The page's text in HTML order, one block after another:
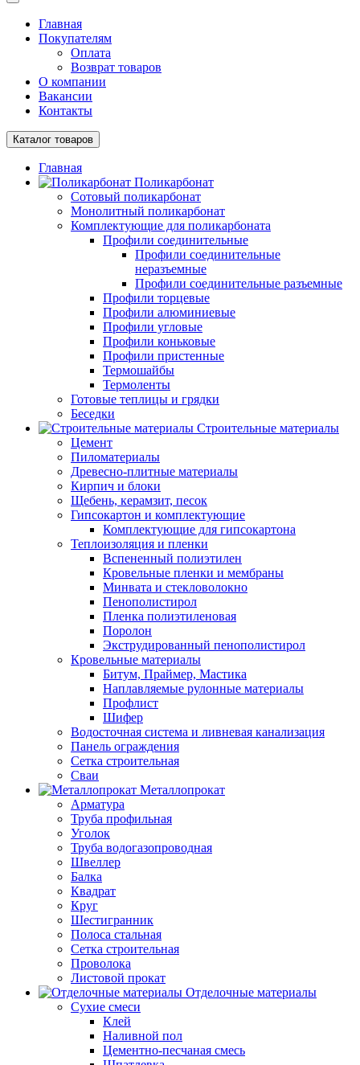
Главная
Покупателям
Оплата
Возврат товаров
О компании
Вакансии
Контакты
Каталог товаров
Главная
Поликарбонат
Сотовый поликарбонат
Монолитный поликарбонат
Комплектующие для поликарбоната
Профили соединительные
Профили соединительные
неразъемные
Профили соединительные разъемные
Профили торцевые
Профили алюминиевые
Профили угловые
Профили коньковые
Профили пристенные
Термошайбы
Термоленты
Готовые теплицы и грядки
Беседки
Строительные материалы
Цемент
Пиломатериалы
Древесно-плитные материалы
Кирпич и блоки
Щебень, керамзит, песок
Гипсокартон и комплектующие
Комплектующие для гипсокартона
Теплоизоляция и пленки
Вспененный полиэтилен
Кровельные пленки и мембраны
Минвата и стекловолокно
Пенополистирол
Пленка полиэтиленовая
Поролон
Экструдированный пенополистирол
Кровельные материалы
Битум, Праймер, Мастика
Наплавляемые рулонные материалы
Профлист
Шифер
Водосточная система и ливневая канализация
Панель ограждения
Сетка строительная
Сваи
Металлопрокат
Арматура
Труба профильная
Уголок
Труба водогазопроводная
Швеллер
Балка
Квадрат
Круг
Шестигранник
Полоса стальная
Сетка строительная
Проволока
Листовой прокат
Отделочные материалы
Сухие смеси
Клей
Наливной пол
Цементно-песчаная смесь